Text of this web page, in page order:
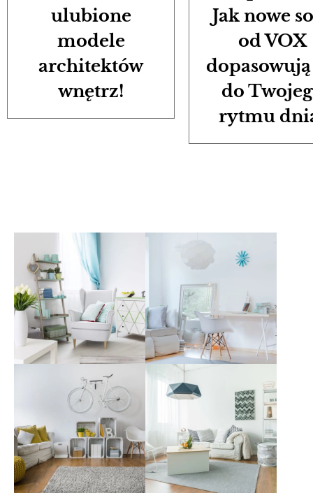
ulubione
modele
architektów
wnętrz!
Jak nowe
od VOX
do
rytmu